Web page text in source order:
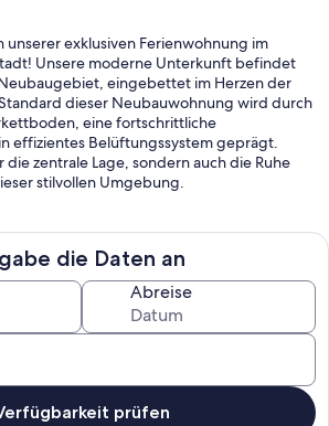
unserer exklusiven Ferienwohnung im
Unsere moderne Unterkunft befindet
eingebettet im Herzen der
dieser Neubauwohnung wird durch
eine fortschrittliche
effizientes Belüftungssystem geprägt.
die zentrale Lage, sondern auch die Ruhe
stilvollen Umgebung.
die Daten an
Abreise
prüfen